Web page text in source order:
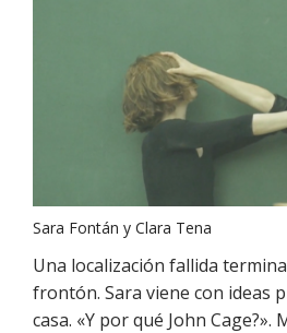
Sara Fontán y Clara Tena
Una localización fallida
frontón. Sara viene con ideas
casa. «Y por qué John Cage?».